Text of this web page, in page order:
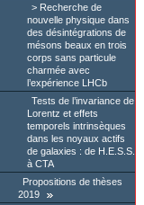
Recherche de
nouvelle physique dans
des désintégrations de
mésons beaux en trois
corps sans particule
charmée avec
l’expérience LHCb
Tests de l’invariance de
Lorentz et effets
temporels intrinsèques
dans les noyaux actifs
de galaxies : de H.E.S.S.
à CTA
Propositions de thèses
2019